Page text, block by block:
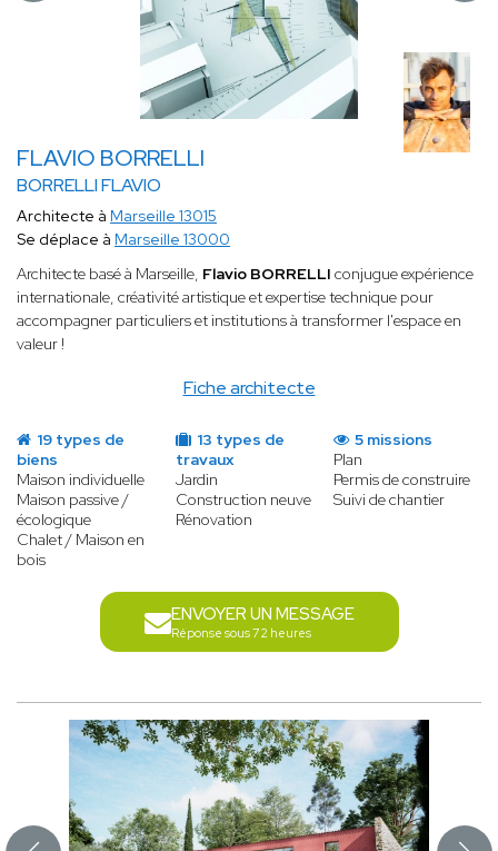
FLAVIO BORRELLI
BORRELLI FLAVIO
Fiche architecte
Architecte à Marseille 13015
Se déplace à Marseille 13000
Architecte basé à Marseille, Flavio BORRELLI conjugue expérience
internationale, créativité artistique et expertise technique pour
accompagner particuliers et institutions à transformer l'espace en
valeur !
19 types de
biens
Maison individuelle
Maison passive /
écologique
Chalet / Maison en
bois
13 types de
travaux
Jardin
Construction neuve
Rénovation
5 missions
Plan
Permis de construire
Suivi de chantier
ENVOYER UN MESSAGE
Réponse sous 72 heures